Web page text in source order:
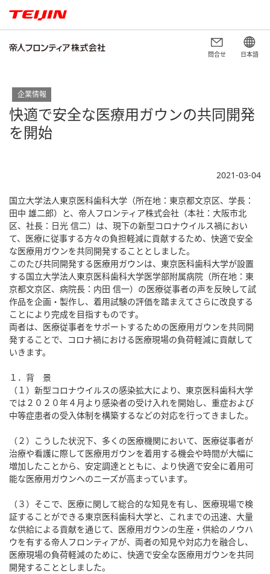
問合せ 日本語
企業情報
快適で安全な医療用ガウンの共同開発
を開始
2021-03-04
国立大学法人東京医科歯科大学（所在地：東京都文京区、学長：
田中 雄二郎）と、帝人フロンティア株式会社（本社：大阪市北
区、社長：日光 信二）は、現下の新型コロナウイルス禍におい
て、医療に従事する方々の負担軽減に貢献するため、快適で安全
な医療用ガウンを共同開発することとしました。
このたび共同開発する医療用ガウンは、東京医科歯科大学が設置
する国立大学法人東京医科歯科大学医学部附属病院（所在地：東
京都文京区、病院長：内田 信一）の医療従事者の声を反映して試
作品を企画・製作し、着用試験の評価を踏まえてさらに改良する
ことにより完成を目指すものです。
両者は、医療従事者をサポートするための医療用ガウンを共同開
発することで、コロナ禍における医療現場の負荷軽減に貢献して
いきます。
１．背 景
（１）新型コロナウイルスの感染拡大により、東京医科歯科大学
では２０２０年４月より感染者の受け入れを開始し、重症および
中等症患者の受入体制を構築するなどの対応を行ってきました。
（２）こうした状況下、多くの医療機関において、医療従事者が
治療や看護に際して医療用ガウンを着用する機会や時間が大幅に
増加したことから、安定調達とともに、より快適で安全に着用可
能な医療用ガウンへのニーズが高まっています。
（３）そこで、医療に関して総合的な知見を有し、医療現場で検
証することができる東京医科歯科大学と、これまでの迅速、大量
な供給による貢献を通じて、医療用ガウンの生産・供給のノウハ
ウを有する帝人フロンティアが、両者の知見や対応力を融合し、
医療現場の負荷軽減のために、快適で安全な医療用ガウンを共同
開発することとしました。